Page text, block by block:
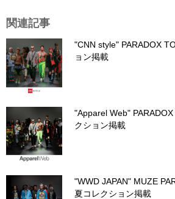
関連記事
"CNN style" PARADOX
ョン掲載
"Apparel Web"
クション掲載
"WWD JAPAN" MUZE
夏コレクション掲載